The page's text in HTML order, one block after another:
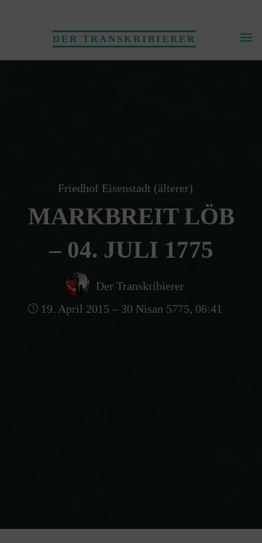
DER TRANSKRIBIERER
Friedhof Eisenstadt (älterer)
MARKBREIT LÖB
– 04. JULI 1775
Der Transkribierer
19. April 2015 – 30 Nisan 5775, 06:41